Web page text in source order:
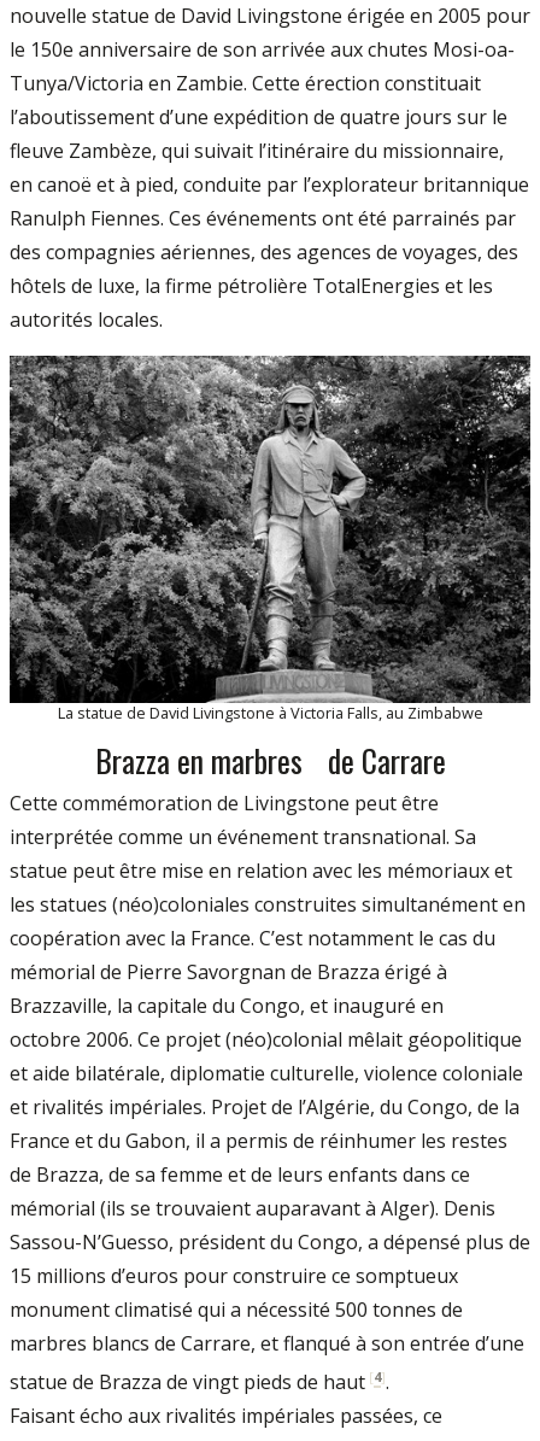
nouvelle statue de David Livingstone érigée en 2005 pour
le 150e anniversaire de son arrivée aux chutes Mosi-oa-
Tunya/Victoria en Zambie. Cette érection constituait
l’aboutissement d’une expédition de quatre jours sur le
fleuve Zambèze, qui suivait l’itinéraire du missionnaire,
en canoë et à pied, conduite par l’explorateur britannique
Ranulph Fiennes. Ces événements ont été parrainés par
des compagnies aériennes, des agences de voyages, des
hôtels de luxe, la firme pétrolière TotalEnergies et les
autorités locales.
La statue de David Livingstone à Victoria Falls, au Zimbabwe
Brazza en marbres de Carrare
Cette commémoration de Livingstone peut être
interprétée comme un événement transnational. Sa
statue peut être mise en relation avec les mémoriaux et
les statues (néo)coloniales construites simultanément en
coopération avec la France. C’est notamment le cas du
mémorial de Pierre Savorgnan de Brazza érigé à
Brazzaville, la capitale du Congo, et inauguré en
octobre 2006. Ce projet (néo)colonial mêlait géopolitique
et aide bilatérale, diplomatie culturelle, violence coloniale
et rivalités impériales. Projet de l’Algérie, du Congo, de la
France et du Gabon, il a permis de réinhumer les restes
de Brazza, de sa femme et de leurs enfants dans ce
mémorial (ils se trouvaient auparavant à Alger). Denis
Sassou-N’Guesso, président du Congo, a dépensé plus de
15 millions d’euros pour construire ce somptueux
monument climatisé qui a nécessité 500 tonnes de
marbres blancs de Carrare, et flanqué à son entrée d’une
statue de Brazza de vingt pieds de haut [4].
Faisant écho aux rivalités impériales passées, ce